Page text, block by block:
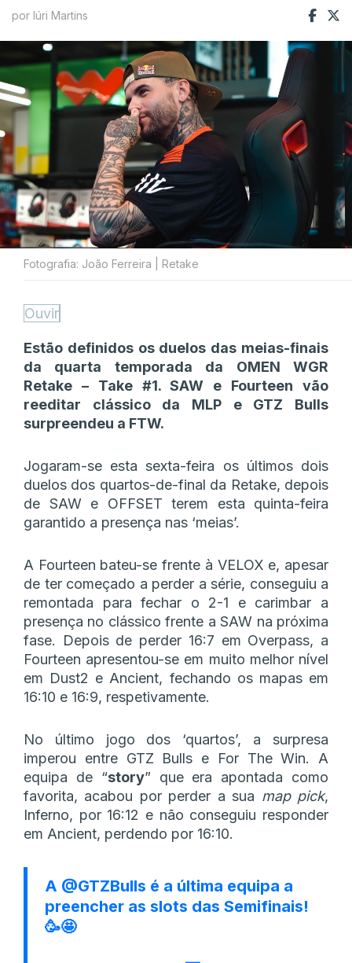
por Iúri Martins
Fotografia: João Ferreira | Retake
Ouvir
Estão definidos os duelos das meias-finais
da quarta temporada da OMEN WGR
Retake – Take #1. SAW e Fourteen vão
reeditar clássico da MLP e GTZ Bulls
surpreendeu a FTW.
Jogaram-se esta sexta-feira os últimos dois
duelos dos quartos-de-final da Retake, depois
de SAW e OFFSET terem esta quinta-feira
garantido a presença nas ‘meias’.
A Fourteen bateu-se frente à VELOX e, apesar
de ter começado a perder a série, conseguiu a
remontada para fechar o 2-1 e carimbar a
presença no clássico frente a SAW na próxima
fase. Depois de perder 16:7 em Overpass, a
Fourteen apresentou-se em muito melhor nível
em Dust2 e Ancient, fechando os mapas em
16:10 e 16:9, respetivamente.
No último jogo dos ‘quartos’, a surpresa
imperou entre GTZ Bulls e For The Win. A
equipa de “story” que era apontada como
favorita, acabou por perder a sua map pick,
Inferno, por 16:12 e não conseguiu responder
em Ancient, perdendo por 16:10.
A @GTZBulls é a última equipa a
preencher as slots das Semifinais!
🥳🤩